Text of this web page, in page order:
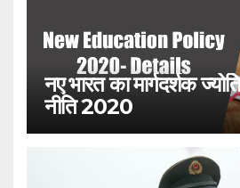
नए भारत का मार्गदर्शक
नीति 2020